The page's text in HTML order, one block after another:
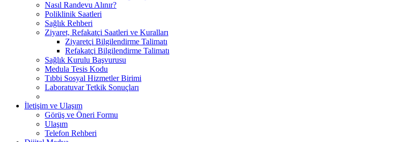
Nasıl Randevu Alınır?
Poliklinik Saatleri
Sağlık Rehberi
Ziyaret, Refakatçi Saatleri ve Kuralları
Ziyaretçi Bilgilendirme Talimatı
Refakatçi Bilgilendirme Talimatı
Sağlık Kurulu Başvurusu
Medula Tesis Kodu
Tıbbi Sosyal Hizmetler Birimi
Laboratuvar Tetkik Sonuçları
İletişim ve Ulaşım
Görüş ve Öneri Formu
Ulaşım
Telefon Rehberi